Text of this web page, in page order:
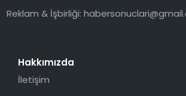
Reklam & İşbirliği:
Hakkımızda
İletişim